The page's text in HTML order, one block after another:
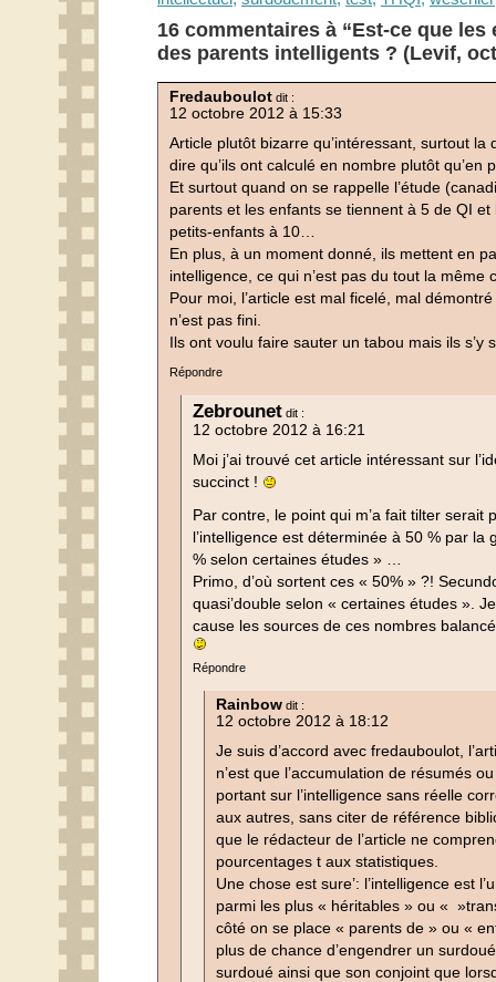
16 commentaires à “Est-ce que
des parents intelligents ? (Levif,
Fredauboulot dit :
12 octobre 2012 à 15:33
Article plutôt bizarre qu’intéressant, surtout la
dire qu’ils ont calculé en nombre plutôt qu’en
Et surtout quand on se rappelle l’étude
parents et les enfants se tiennent à 5 de QI
petits-enfants à 10…
En plus, à un moment donné, ils mettent en
intelligence, ce qui n’est pas du tout la même
Pour moi, l’article est mal ficelé, mal démontré
n’est pas fini.
Ils ont voulu faire sauter un tabou mais ils s’y
Répondre
Zebrounet dit :
12 octobre 2012 à 16:21
Moi j’ai trouvé cet article intéressant sur
succinct !
Par contre, le point qui m’a fait tilter serait
l’intelligence est déterminée à 50 % par
% selon certaines études » …
Primo, d’où sortent ces « 50% » ?!
quasi’double selon « certaines études ».
cause les sources de ces nombres
Répondre
Rainbow dit :
12 octobre 2012 à 18:12
Je suis d’accord avec fredauboulot,
n’est que l’accumulation de résumés
portant sur l’intelligence sans réelle
aux autres, sans citer de référence
que le rédacteur de l’article ne
pourcentages t aux statistiques.
Une chose est sure’: l’intelligence est
parmi les plus « héritables » ou «
côté on se place « parents de » ou «
plus de chance d’engendrer un
surdoué ainsi que son conjoint que